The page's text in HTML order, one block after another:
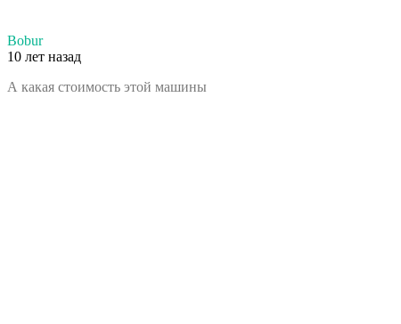
Bobur
10 лет назад
А какая стоимость этой машины